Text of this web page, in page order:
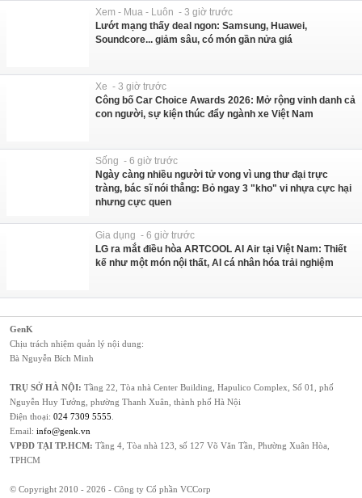
Xem - Mua - Luôn - 3 giờ trước
Lướt mạng thấy deal ngon: Samsung, Huawei,
Soundcore... giảm sâu, có món gần nửa giá
Xe - 3 giờ trước
Công bố Car Choice Awards 2026: Mở rộng vinh danh cả
con người, sự kiện thúc đẩy ngành xe Việt Nam
Sống - 6 giờ trước
Ngày càng nhiều người tử vong vì ung thư đại trực
tràng, bác sĩ nói thẳng: Bỏ ngay 3 "kho" vi nhựa cực hại
nhưng cực quen
Gia dụng - 6 giờ trước
LG ra mắt điều hòa ARTCOOL AI Air tại Việt Nam: Thiết
kế như một món nội thất, AI cá nhân hóa trải nghiệm
GenK
Chịu trách nhiệm quản lý nội dung:
Bà Nguyễn Bích Minh
TRỤ SỞ HÀ NỘI: Tầng 22, Tòa nhà Center Building, Hapulico Complex, Số 01, phố
Nguyễn Huy Tưởng, phường Thanh Xuân, thành phố Hà Nội
Điện thoại: 024 7309 5555.
Email: info@genk.vn
VPĐD TẠI TP.HCM: Tầng 4, Tòa nhà 123, số 127 Võ Văn Tần, Phường Xuân Hòa,
TPHCM
© Copyright 2010 - 2026 - Công ty Cổ phần VCCorp